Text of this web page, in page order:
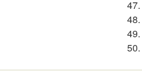
47.
48.
49.
50.